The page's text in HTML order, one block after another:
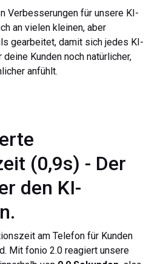
Verbesserungen für unsere KI-
an vielen kleinen, aber
gearbeitet, damit sich jedes KI-
Kunden noch natürlicher,
anfühlt.
(0,9s) - Der
den KI-
am Telefon für Kunden
Mit fonio 2.0 reagiert unsere